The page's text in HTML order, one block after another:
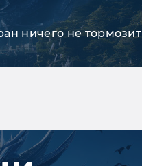
ничего не тормозит